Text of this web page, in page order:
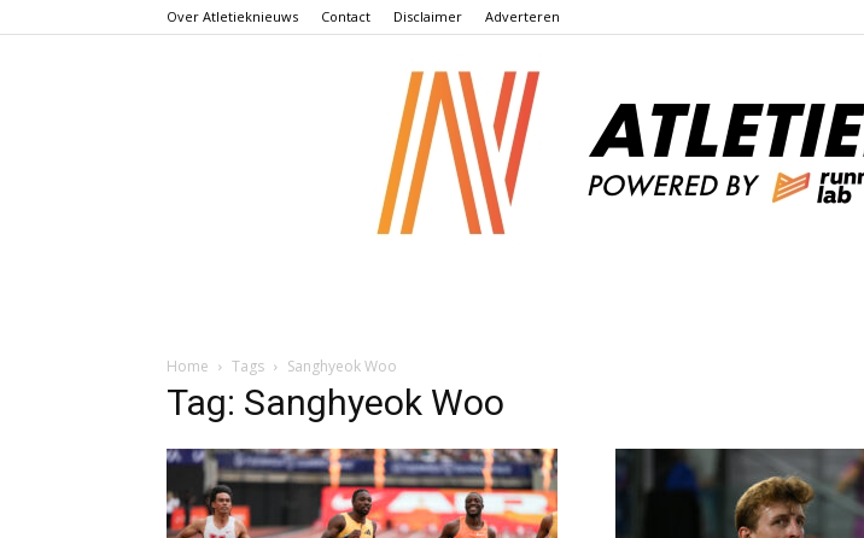
Over Atletieknieuws Contact Disclaimer Adverteren
Home
Tags Sanghyeok Woo
Tag: Sanghyeok Woo